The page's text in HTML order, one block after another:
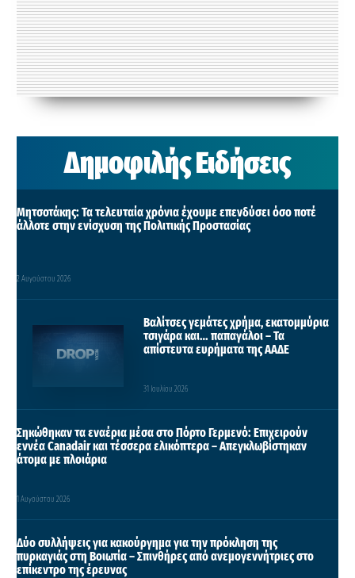
Δημοφιλής Ειδήσεις
Μητσοτάκης: Τα τελευταία χρόνια έχουμε επενδύσει όσο ποτέ
άλλοτε στην ενίσχυση της Πολιτικής Προστασίας
2 Αυγούστου 2026
Βαλίτσες γεμάτες χρήμα, εκατομμύρια
τσιγάρα και… παπαγάλοι – Τα
απίστευτα ευρήματα της ΑΑΔΕ
31 Ιουλίου 2026
Σηκώθηκαν τα εναέρια μέσα στο Πόρτο Γερμενό: Επιχειρούν
εννέα Canadair και τέσσερα ελικόπτερα – Απεγκλωβίστηκαν
άτομα με πλοιάρια
1 Αυγούστου 2026
Δύο συλλήψεις για κακούργημα για την πρόκληση της
πυρκαγιάς στη Βοιωτία – Σπινθήρες από ανεμογεννήτριες στο
επίκεντρο της έρευνας